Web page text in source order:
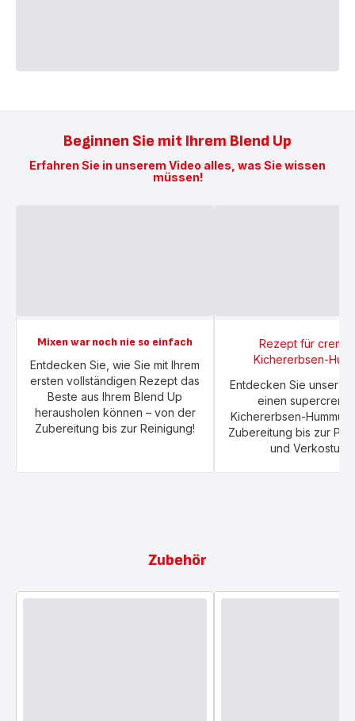
Beginnen Sie mit Ihrem Blend Up
Erfahren Sie in unserem Video alles, was Sie wissen
müssen!
Mixen war noch nie so einfach
Entdecken Sie, wie Sie mit Ihrem
ersten vollständigen Rezept das
Beste aus Ihrem Blend Up
herausholen können – von der
Zubereitung bis zur Reinigung!
Rezept für
Kichererbsen-
Entdecken Sie unser
einen
Kichererbsen-
Zubereitung bis zur
und Verkostung!
Zubehör